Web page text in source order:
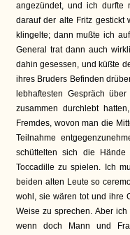
angezündet, und ich durfte
darauf der alte Fritz gestickt
klingelte; dann mußte ich
General trat dann auch
dahin gesessen, und küßte
ihres Bruders Befinden
lebhaftesten Gespräch
zusammen durchlebt
Fremdes, wovon man die
Teilnahme
schüttelten sich die
Toccadille zu spielen. Ich
beiden alten Leute so
wohl, sie wären tot und ihre
Weise zu sprechen. Aber
wenn doch Mann und